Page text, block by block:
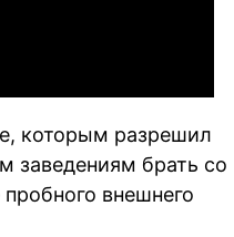
которым разрешил
заведениям брать со
внешнего